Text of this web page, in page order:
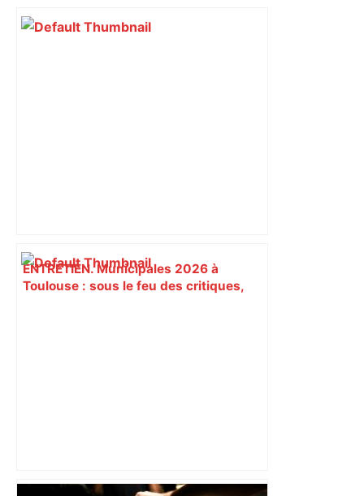
ENTRETIEN. Municipales 2026 à
Toulouse : sous le feu des critiques,